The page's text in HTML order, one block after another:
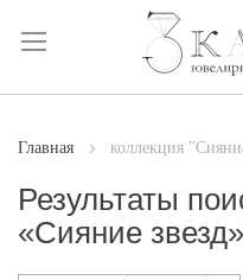
Skip
Content
Главная коллекция
Результаты
«Сияние